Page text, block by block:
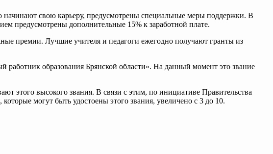
начинают свою карьеру, предусмотрены специальные меры поддержки. В
предусмотрены дополнительные 15% к заработной плате.
премии. Лучшие учителя и педагоги ежегодно получают гранты из
работник образования Брянской области». На данный момент это звание
этого высокого звания. В связи с этим, по инициативе Правительства
могут быть удостоены этого звания, увеличено с 3 до 10.